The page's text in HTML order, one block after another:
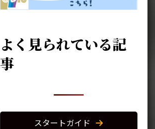
よく見られている記
事
スタートガイド